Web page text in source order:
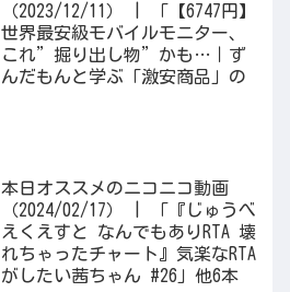
（2023/12/11） | 「【6747円】
世界最安級モバイルモニター、
これ”掘り出し物”かも…｜ず
んだもんと学ぶ「激安商品」の
本日オススメのニコニコ動画
（2024/02/17） | 「『じゅうべ
えくえすと なんでもありRTA 壊
れちゃったチャート』気楽なRTA
がしたい茜ちゃん #26」他6本